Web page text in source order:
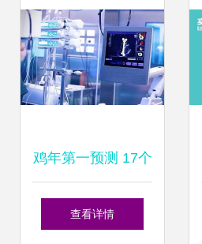
鸡年第一预测 17个
行业与2个资本市
查看详情